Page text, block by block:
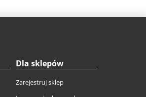
Dla sklepów
Zarejestruj sklep